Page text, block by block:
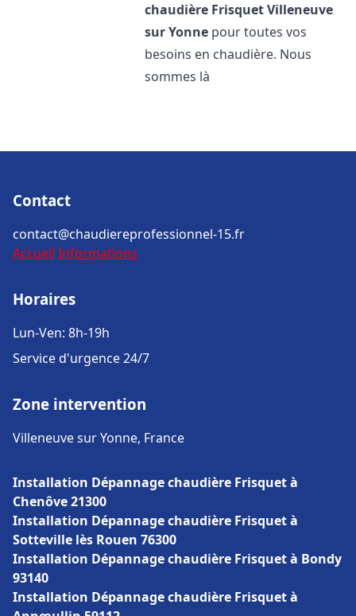
chaudière FrisquetVilleneuve
sur Yonne pour toutes vos
besoins en chaudière. Nous
sommes là
Contact
contact@chaudiereprofessionnel-15.fr
Accueil Informations
Horaires
Lun-Ven: 8h-19h
Service d'urgence 24/7
Zone intervention
Villeneuve sur Yonne, France
Installation Dépannage chaudière Frisquet à
Chenôve 21300
Installation Dépannage chaudière Frisquet à
Sotteville lès Rouen 76300
Installation Dépannage chaudière Frisquet à Bondy
93140
Installation Dépannage chaudière Frisquet à